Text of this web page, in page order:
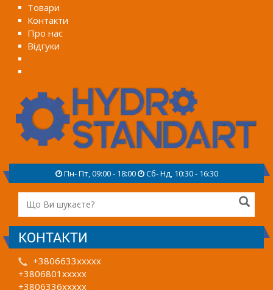
Товари
Контакти
Про нас
Відгуки
Пн- Пт, 09:00 - 18:00 Сб- Нд, 10:30 - 16:30
КОНТАКТИ
+3806633xxxxx
+3806801xxxxx
+3806336xxxxx